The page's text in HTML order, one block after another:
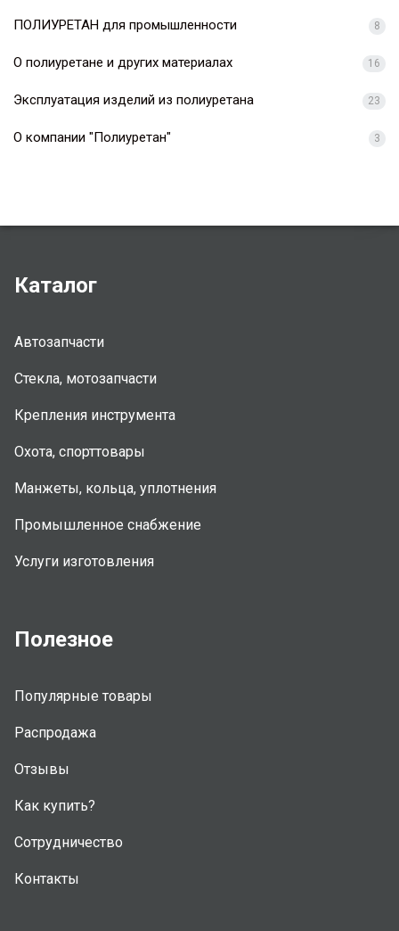
ПОЛИУРЕТАН для промышленности 8
О полиуретане и других материалах 16
Эксплуатация изделий из полиуретана 23
О компании "Полиуретан" 3
Каталог
Автозапчасти
Стекла, мотозапчасти
Крепления инструмента
Охота, спорттовары
Манжеты, кольца, уплотнения
Промышленное снабжение
Услуги изготовления
Полезное
Популярные товары
Распродажа
Отзывы
Как купить?
Сотрудничество
Контакты